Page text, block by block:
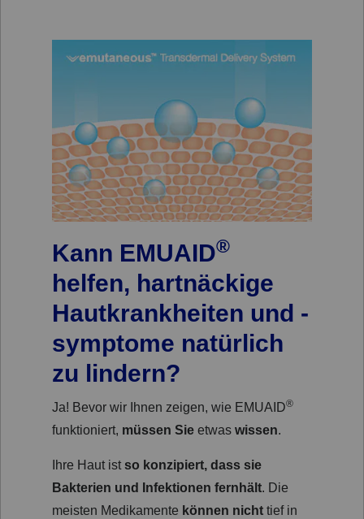
Kann EMUAID®
helfen, hartnäckige
Hautkrankheiten und -
symptome natürlich
zu lindern?
Ja! Bevor wir Ihnen zeigen, wie EMUAID®
funktioniert, müssen Sie etwas wissen.
Ihre Haut ist so konzipiert, dass sie
Bakterien und Infektionen fernhält. Die
meisten Medikamente können nicht tief in